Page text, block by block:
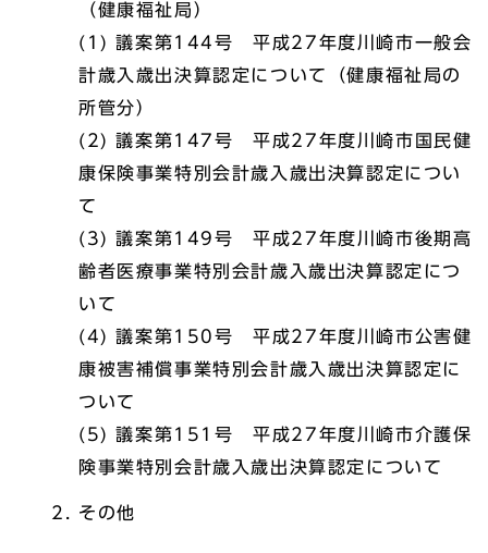
（健康福祉局）
(1) 議案第144号 平成27年度川崎市一般会
計歳入歳出決算認定について（健康福祉局の
所管分）
(2) 議案第147号 平成27年度川崎市国民健
康保険事業特別会計歳入歳出決算認定につい
て
(3) 議案第149号 平成27年度川崎市後期高
齢者医療事業特別会計歳入歳出決算認定につ
いて
(4) 議案第150号 平成27年度川崎市公害健
康被害補償事業特別会計歳入歳出決算認定に
ついて
(5) 議案第151号 平成27年度川崎市介護保
険事業特別会計歳入歳出決算認定について
その他